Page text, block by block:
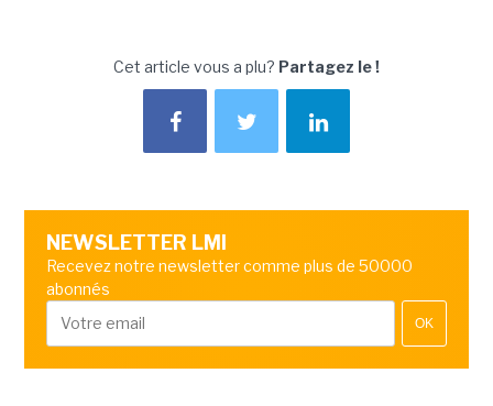
Cet article vous a plu? Partagez le !
NEWSLETTER LMI
Recevez notre newsletter comme plus de 50000
abonnés
OK